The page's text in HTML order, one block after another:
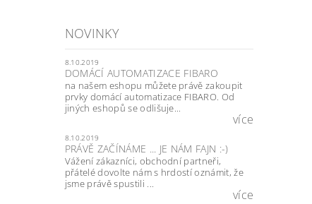
NOVINKY
8.10.2019
DOMÁCÍ AUTOMATIZACE FIBARO
na našem eshopu můžete právě zakoupit
prvky domácí automatizace FIBARO. Od
jiných eshopů se odlišuje...
více
8.10.2019
PRÁVĚ ZAČÍNÁME ... JE NÁM FAJN :-)
Vážení zákazníci, obchodní partneři,
přátelé dovolte nám s hrdostí oznámit, že
jsme právě spustili ...
více